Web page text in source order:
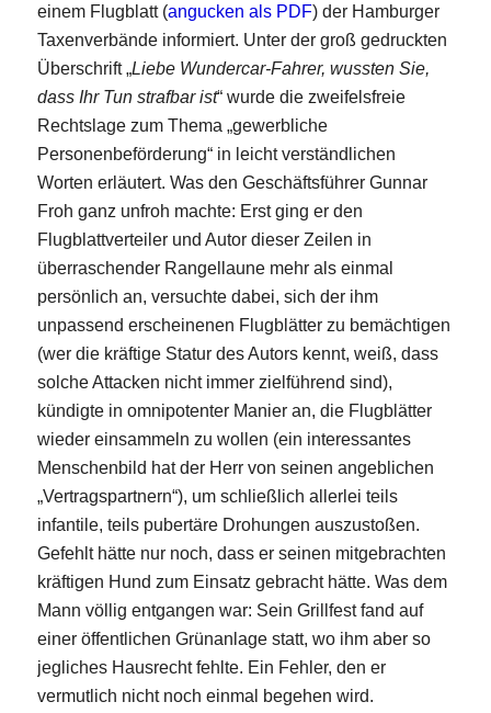
einem Flugblatt (angucken als PDF) der Hamburger
Taxenverbände informiert. Unter der groß gedruckten
Überschrift „Liebe Wundercar-Fahrer, wussten Sie,
dass Ihr Tun strafbar ist“ wurde die zweifelsfreie
Rechtslage zum Thema „gewerbliche
Personenbeförderung“ in leicht verständlichen
Worten erläutert. Was den Geschäftsführer Gunnar
Froh ganz unfroh machte: Erst ging er den
Flugblattverteiler und Autor dieser Zeilen in
überraschender Rangellaune mehr als einmal
persönlich an, versuchte dabei, sich der ihm
unpassend erscheinenen Flugblätter zu bemächtigen
(wer die kräftige Statur des Autors kennt, weiß, dass
solche Attacken nicht immer zielführend sind),
kündigte in omnipotenter Manier an, die Flugblätter
wieder einsammeln zu wollen (ein interessantes
Menschenbild hat der Herr von seinen angeblichen
„Vertragspartnern“), um schließlich allerlei teils
infantile, teils pubertäre Drohungen auszustoßen.
Gefehlt hätte nur noch, dass er seinen mitgebrachten
kräftigen Hund zum Einsatz gebracht hätte. Was dem
Mann völlig entgangen war: Sein Grillfest fand auf
einer öffentlichen Grünanlage statt, wo ihm aber so
jegliches Hausrecht fehlte. Ein Fehler, den er
vermutlich nicht noch einmal begehen wird.